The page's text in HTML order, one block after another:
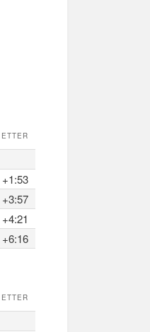
ETTER
+1:53
+3:57
+4:21
+6:16
ETTER